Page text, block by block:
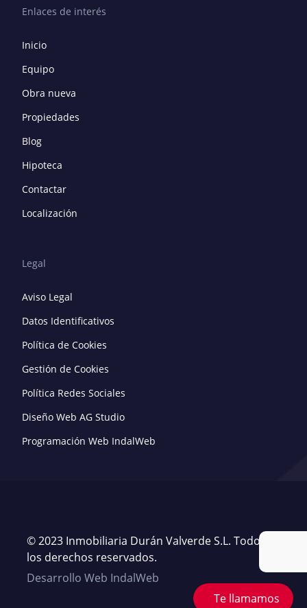
Enlaces de interés
Inicio
Equipo
Obra nueva
Propiedades
Blog
Hipoteca
Contactar
Localización
Legal
Aviso Legal
Datos Identificativos
Política de Cookies
Gestión de Cookies
Política Redes Sociales
Diseño Web AG Studio
Programación Web IndalWeb
© 2023 Inmobiliaria Durán Valverde S.L. Todos
los derechos reservados.
Desarrollo Web IndalWeb
Te llamamos